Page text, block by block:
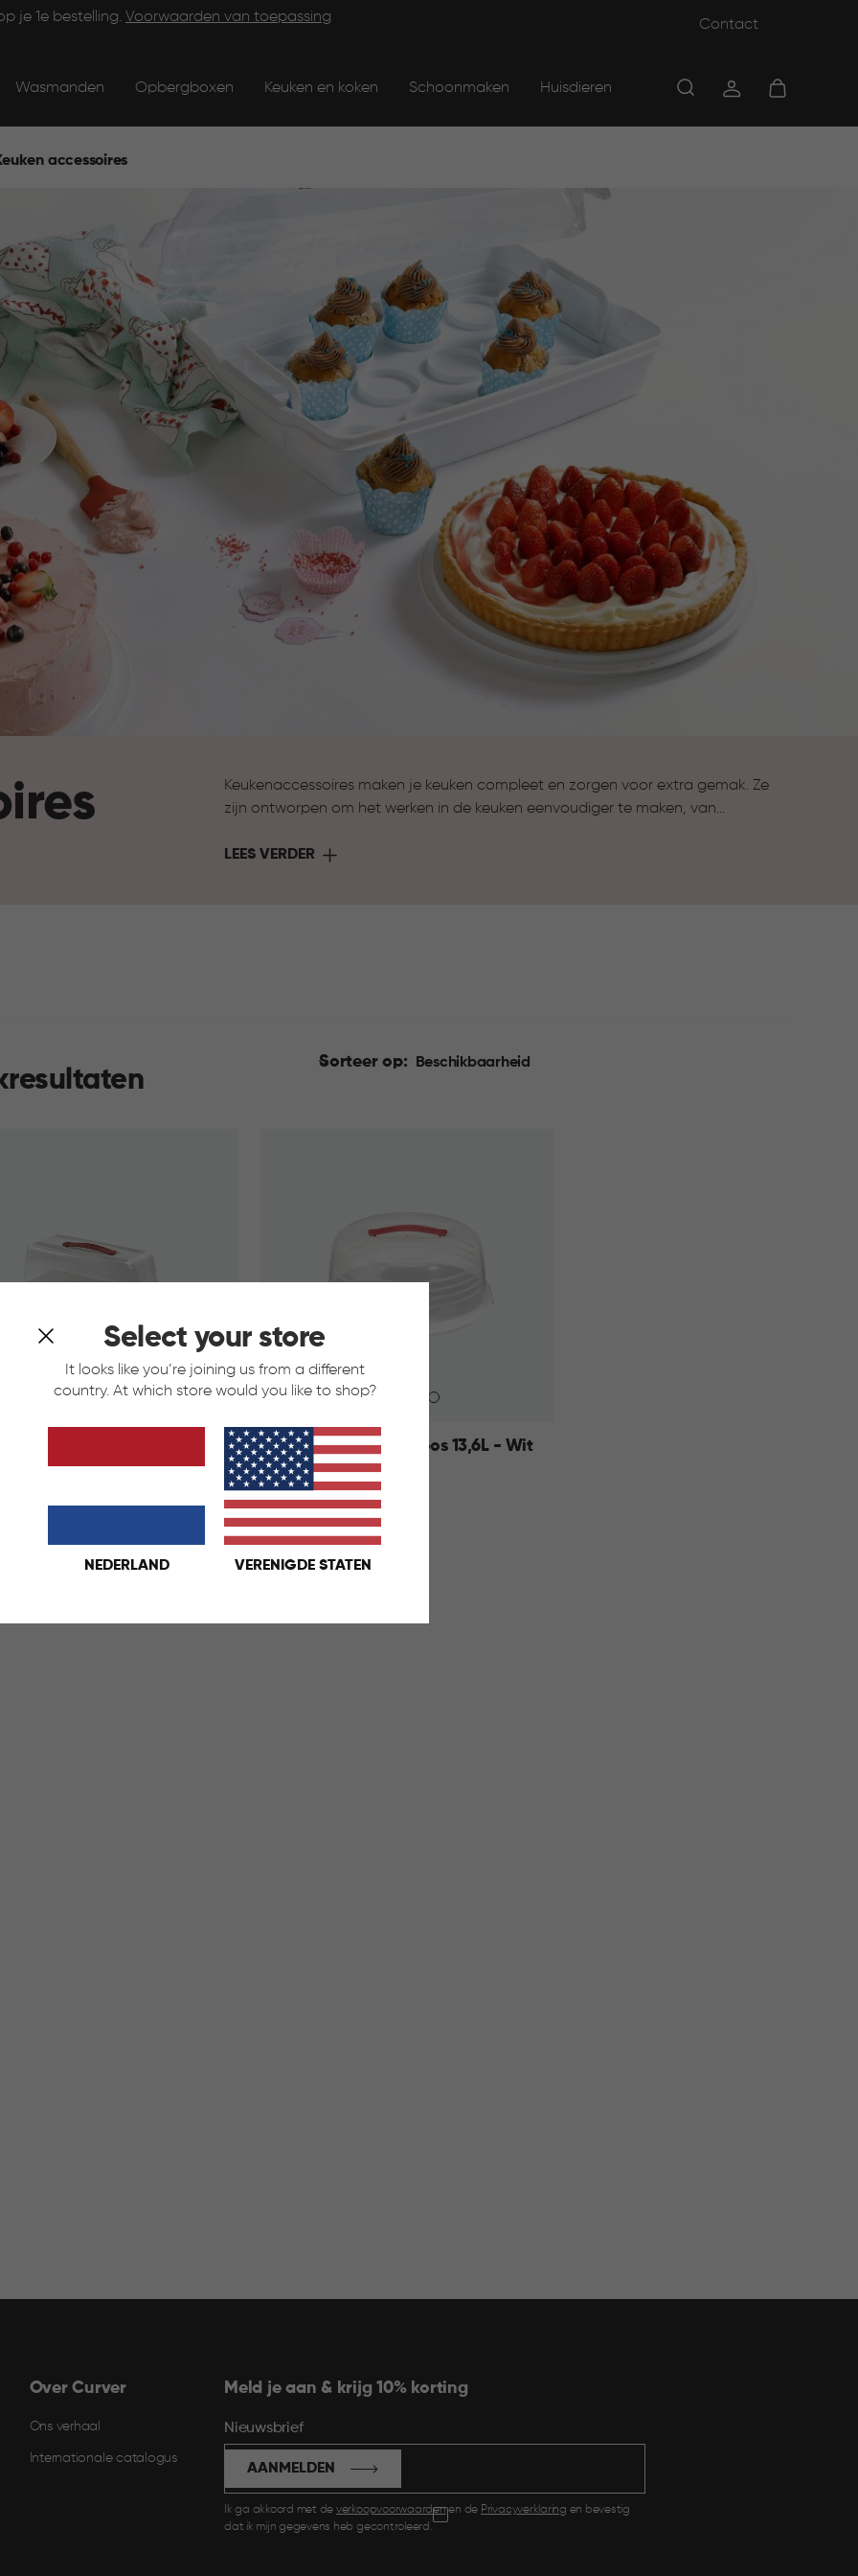
Select your store
It looks like you’re joining us from a different
country. At which store would you like to shop?
NEDERLAND VERENIGDE STATEN
je 1e bestelling. Voorwaarden van toepassing Contact
Wasmanden Opbergboxen Keuken en koken Schoonmaken Huisdieren
accessoires
Keukenaccessoires maken je keuken compleet en zorgen voor extra gemak. Ze
zijn ontworpen om het werken in de keuken eenvoudiger te maken, van
nodig hebt om jouw keuken compleet te maken.
LEES VERDER
Sorteer op: Beschikbaarheid
Cake Bewaardoos 7L -
Chef at Home Taartdoos 13,6L - Wit
Sneeuw
Wit
€
12,95
€ 12,95
WINKELMAND
Over Curver
Ons verhaal
Internationale catalogus
Meld je aan & krijg 10% korting
Nieuwsbrief
Ik ga akkoord met de verkoopvoorwaardenen de Privacyverklaring en bevestig
dat ik mijn gegevens heb gecontroleerd.
AANMELDEN